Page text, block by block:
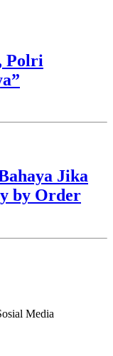
Polri
Jika
by Order
Media